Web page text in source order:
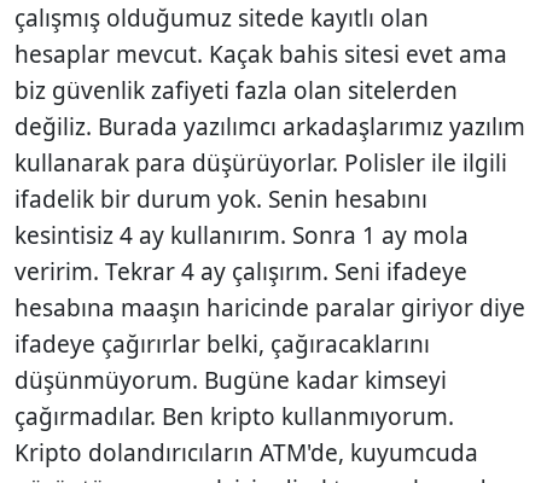
çalışmış olduğumuz sitede kayıtlı olan
hesaplar mevcut. Kaçak bahis sitesi evet ama
biz güvenlik zafiyeti fazla olan sitelerden
değiliz. Burada yazılımcı arkadaşlarımız yazılım
kullanarak para düşürüyorlar. Polisler ile ilgili
ifadelik bir durum yok. Senin hesabını
kesintisiz 4 ay kullanırım. Sonra 1 ay mola
veririm. Tekrar 4 ay çalışırım. Seni ifadeye
hesabına maaşın haricinde paralar giriyor diye
ifadeye çağırırlar belki, çağıracaklarını
düşünmüyorum. Bugüne kadar kimseyi
çağırmadılar. Ben kripto kullanmıyorum.
Kripto dolandırıcıların ATM'de, kuyumcuda